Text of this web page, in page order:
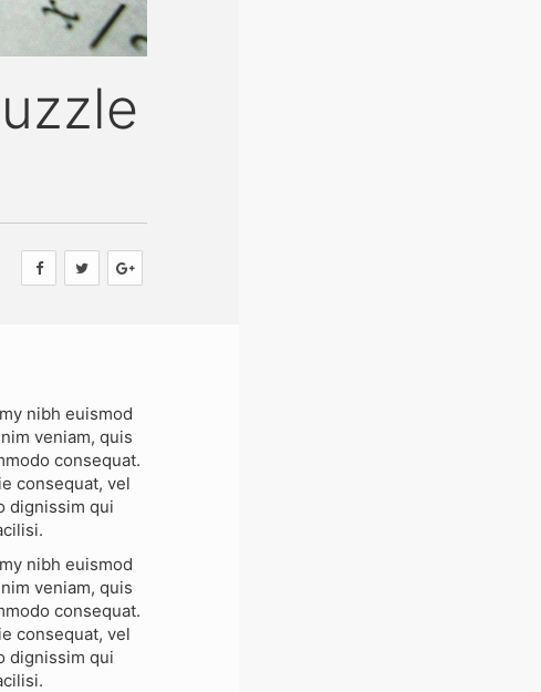
nibh euismod
veniam, quis
consequat.
consequat, vel
dignissim qui
nibh euismod
veniam, quis
consequat.
consequat, vel
dignissim qui